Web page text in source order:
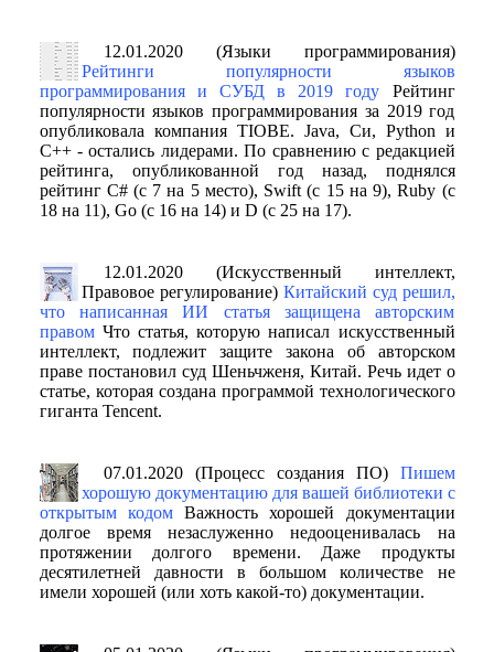
12.01.2020 (Языки программирования)
Рейтинги популярности языков
программирования и СУБД в 2019 году Рейтинг
популярности языков программирования за 2019 год
опубликовала компания TIOBE. Java, Си, Python и
C++ - остались лидерами. По сравнению с редакцией
рейтинга, опубликованной год назад, поднялся
рейтинг C# (с 7 на 5 место), Swift (с 15 на 9), Ruby (с
18 на 11), Go (с 16 на 14) и D (с 25 на 17).
12.01.2020 (Искусственный интеллект,
Правовое регулирование) Китайский суд решил,
что написанная ИИ статья защищена авторским
правомЧто статья, которую написал искусственный
интеллект, подлежит защите закона об авторском
праве постановил суд Шеньчженя, Китай. Речь идет о
статье, которая создана программой технологического
гиганта Tencent.
07.01.2020 (Процесс создания ПО) Пишем
хорошую документацию для вашей библиотеки с
открытым кодомВажность хорошей документации
долгое время незаслуженно недооценивалась на
протяжении долгого времени. Даже продукты
десятилетней давности в большом количестве не
имели хорошей (или хоть какой-то) документации.